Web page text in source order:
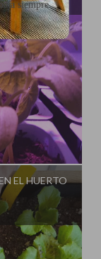
EL HUERTO
siempre